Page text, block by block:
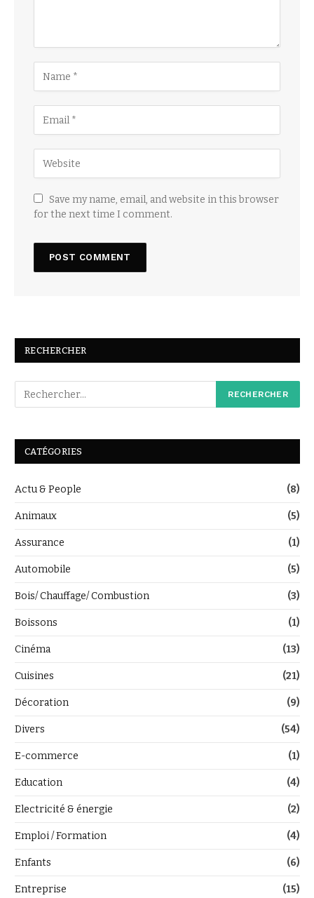
Save my name, email, and website in this browser
for the next time I comment.
RECHERCHER
CATÉGORIES
Actu & People (8)
Animaux (5)
Assurance (1)
Automobile (5)
Bois/ Chauffage/ Combustion (3)
Boissons (1)
Cinéma (13)
Cuisines (21)
Décoration (9)
Divers (54)
E-commerce (1)
Education (4)
Electricité & énergie (2)
Emploi / Formation (4)
Enfants (6)
Entreprise (15)